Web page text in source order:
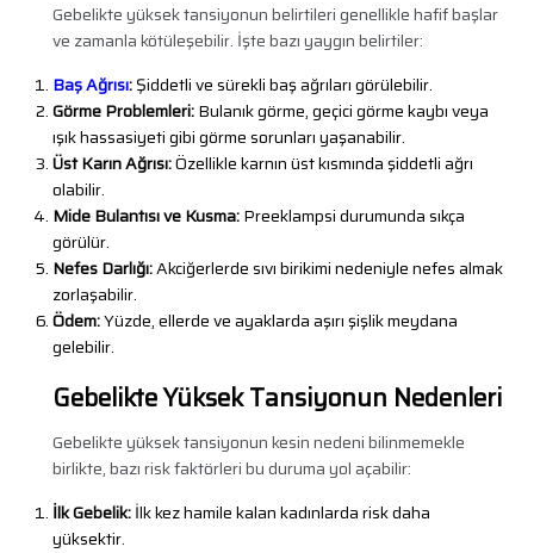
Gebelikte yüksek tansiyonun belirtileri genellikle hafif başlar
ve zamanla kötüleşebilir. İşte bazı yaygın belirtiler:
Baş Ağrısı:Şiddetli ve sürekli baş ağrıları görülebilir.
Görme Problemleri:Bulanık görme, geçici görme kaybı veya
ışık hassasiyeti gibi görme sorunları yaşanabilir.
Üst Karın Ağrısı:Özellikle karnın üst kısmında şiddetli ağrı
olabilir.
Mide Bulantısı ve Kusma:Preeklampsi durumunda sıkça
görülür.
Nefes Darlığı:Akciğerlerde sıvı birikimi nedeniyle nefes almak
zorlaşabilir.
Ödem:Yüzde, ellerde ve ayaklarda aşırı şişlik meydana
gelebilir.
Gebelikte Yüksek Tansiyonun Nedenleri
Gebelikte yüksek tansiyonun kesin nedeni bilinmemekle
birlikte, bazı risk faktörleri bu duruma yol açabilir:
İlk Gebelik:İlk kez hamile kalan kadınlarda risk daha
yüksektir.